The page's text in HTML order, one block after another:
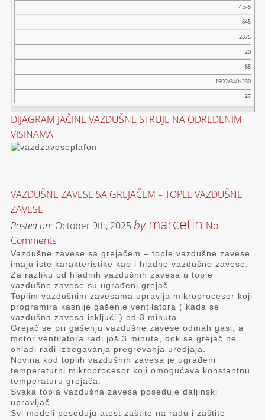
4,5-5
845
2375
20
68
1500x340x230
27
DIJAGRAM JAČINE VAZDUŠNE STRUJE NA ODREĐENIM
VISINAMA
VAZDUŠNE ZAVESE SA GREJAČEM – TOPLE VAZDUŠNE
ZAVESE
Posted on: October 9th, 2025 by marcetin No
Comments
Vazdušne zavese sa grejačem – tople vazdušne zavese
imaju iste karakteristike kao i hladne vazdušne zavese.
Za razliku od hladnih vazdušnih zavesa u tople
vazdušne zavese su ugrađeni grejač.
Toplim vazdušnim zavesama upravlja mikroprocesor koji
programira kasnije gašenje ventilatora ( kada se
vazdušna zavesa isključi ) od 3 minuta.
Grejač se pri gašenju vazdušne zavese odmah gasi, a
motor ventilatora radi još 3 minuta, dok se grejač ne
ohladi radi izbegavanja pregrevanja uredjaja.
Novina kod toplih vazdušnih zavesa je ugrađeni
temperaturni mikroprocesor koji omogućava konstantnu
temperaturu grejača.
Svaka topla vazdušna zavesa poseduje daljinski
upravljač.
Svi modeli poseduju atest zaštite na radu i zaštite